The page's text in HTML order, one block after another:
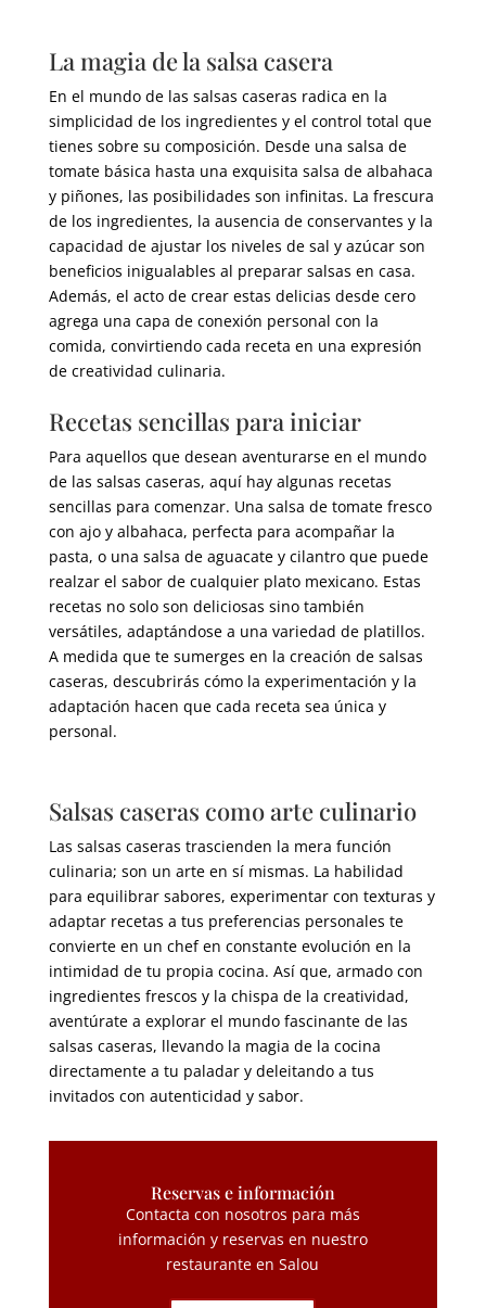
La magia de la salsa casera
En el mundo de las salsas caseras radica en la
simplicidad de los ingredientes y el control total que
tienes sobre su composición. Desde una salsa de
tomate básica hasta una exquisita salsa de albahaca
y piñones, las posibilidades son infinitas. La frescura
de los ingredientes, la ausencia de conservantes y la
capacidad de ajustar los niveles de sal y azúcar son
beneficios inigualables al preparar salsas en casa.
Además, el acto de crear estas delicias desde cero
agrega una capa de conexión personal con la
comida, convirtiendo cada receta en una expresión
de creatividad culinaria.
Recetas sencillas para iniciar
Para aquellos que desean aventurarse en el mundo
de las salsas caseras, aquí hay algunas recetas
sencillas para comenzar. Una salsa de tomate fresco
con ajo y albahaca, perfecta para acompañar la
pasta, o una salsa de aguacate y cilantro que puede
realzar el sabor de cualquier plato mexicano. Estas
recetas no solo son deliciosas sino también
versátiles, adaptándose a una variedad de platillos.
A medida que te sumerges en la creación de salsas
caseras, descubrirás cómo la experimentación y la
adaptación hacen que cada receta sea única y
personal.
Salsas caseras como arte culinario
Las salsas caseras trascienden la mera función
culinaria; son un arte en sí mismas. La habilidad
para equilibrar sabores, experimentar con texturas y
adaptar recetas a tus preferencias personales te
convierte en un chef en constante evolución en la
intimidad de tu propia cocina. Así que, armado con
ingredientes frescos y la chispa de la creatividad,
aventúrate a explorar el mundo fascinante de las
salsas caseras, llevando la magia de la cocina
directamente a tu paladar y deleitando a tus
invitados con autenticidad y sabor.
Reservas e información
Contacta con nosotros para más
información y reservas en nuestro
restaurante en Salou